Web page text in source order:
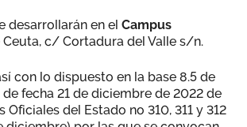
desarrollarán en el Campus
Ceuta, c/ Cortadura del Valle s/n.
con lo dispuesto en la base 8.5 de
fecha 21 de diciembre de 2022 de
Oficiales del Estado no 310, 311 y 312